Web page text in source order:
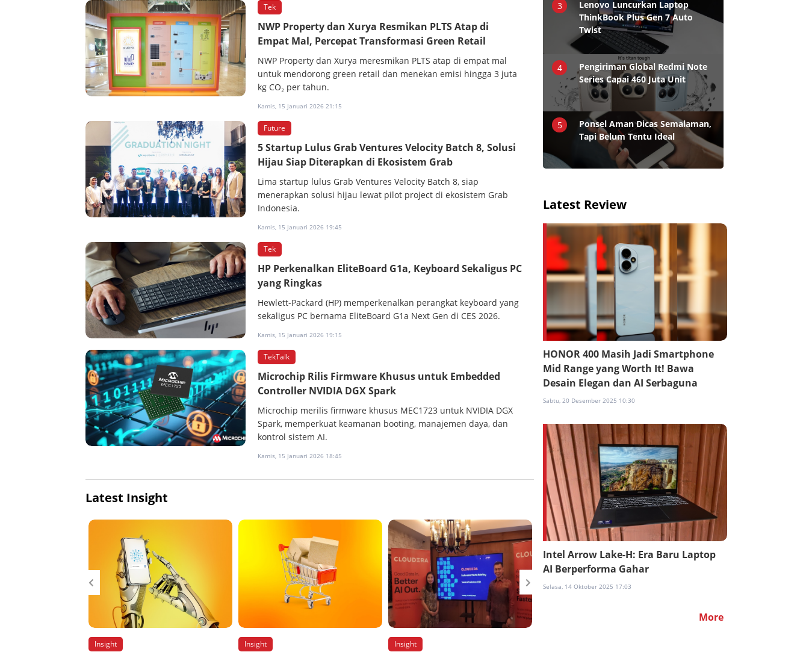
Tek
NWP Property dan Xurya Resmikan PLTS Atap di
Empat Mal, Percepat Transformasi Green Retail
NWP Property dan Xurya meresmikan PLTS atap di empat mal
untuk mendorong green retail dan menekan emisi hingga 3 juta
kg CO₂ per tahun.
Kamis, 15 Januari 2026 21:15
Future
5 Startup Lulus Grab Ventures Velocity Batch 8, Solusi
Hijau Siap Diterapkan di Ekosistem Grab
Lima startup lulus Grab Ventures Velocity Batch 8, siap
menerapkan solusi hijau lewat pilot project di ekosistem Grab
Indonesia.
Kamis, 15 Januari 2026 19:45
Tek
HP Perkenalkan EliteBoard G1a, Keyboard Sekaligus PC
yang Ringkas
Hewlett-Packard (HP) memperkenalkan perangkat keyboard yang
sekaligus PC bernama EliteBoard G1a Next Gen di CES 2026.
Kamis, 15 Januari 2026 19:15
TekTalk
Microchip Rilis Firmware Khusus untuk Embedded
Controller NVIDIA DGX Spark
Microchip merilis firmware khusus MEC1723 untuk NVIDIA DGX
Spark, memperkuat keamanan booting, manajemen daya, dan
kontrol sistem AI.
Kamis, 15 Januari 2026 18:45
Latest Insight
Insight Insight Insight
3
Lenovo Luncurkan Laptop
ThinkBook Plus Gen 7 Auto
Twist
4
Pengiriman Global Redmi Note
Series Capai 460 Juta Unit
5
Ponsel Aman Dicas Semalaman,
Tapi Belum Tentu Ideal
Latest Review
HONOR 400 Masih Jadi Smartphone
Mid Range yang Worth It! Bawa
Desain Elegan dan AI Serbaguna
Sabtu, 20 Desember 2025 10:30
Intel Arrow Lake-H: Era Baru Laptop
AI Berperforma Gahar
Selasa, 14 Oktober 2025 17:03
More